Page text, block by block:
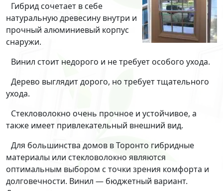
Гибрид сочетает в себе
натуральную древесину внутри и
прочный алюминиевый корпус
снаружи.
Винил стоит недорого и не требует особого ухода.
Дерево выглядит дорого, но требует тщательного
ухода.
Стекловолокно очень прочное и устойчивое, а
также имеет привлекательный внешний вид.
Для большинства домов в Торонто гибридные
материалы или стекловолокно являются
оптимальным выбором с точки зрения комфорта и
долговечности. Винил — бюджетный вариант.